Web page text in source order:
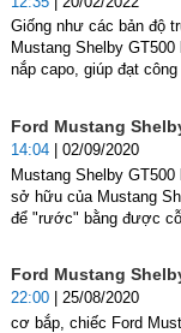
Giống như các bản độ
Mustang Shelby
nắp capo, giúp đạt
Ford Mustang
14:04 | 02/09/2020
Mustang Shelby
sở hữu của Mustang
để "rước" bằng được
Ford Mustang
22:00 | 25/08/2020
cơ bắp, chiếc Ford